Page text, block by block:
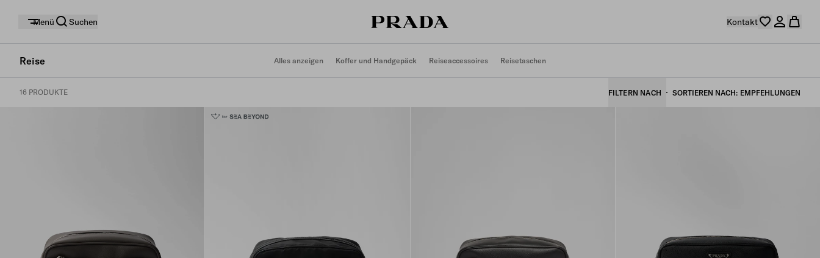
Menü Suchen Kontakt
Reise Alles anzeigen Koffer und Handgepäck Reiseaccessoires Reisetaschen
16 PRODUKTE FILTERN NACH SORTIEREN NACH EMPFEHLUNGEN